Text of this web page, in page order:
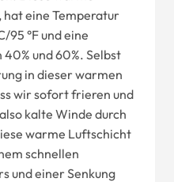
hat eine Temperatur
95 °F und eine
und 60%. Selbst
in dieser warmen
wir sofort frieren und
kalte Winde durch
warme Luftschicht
schnellen
und einer Senkung